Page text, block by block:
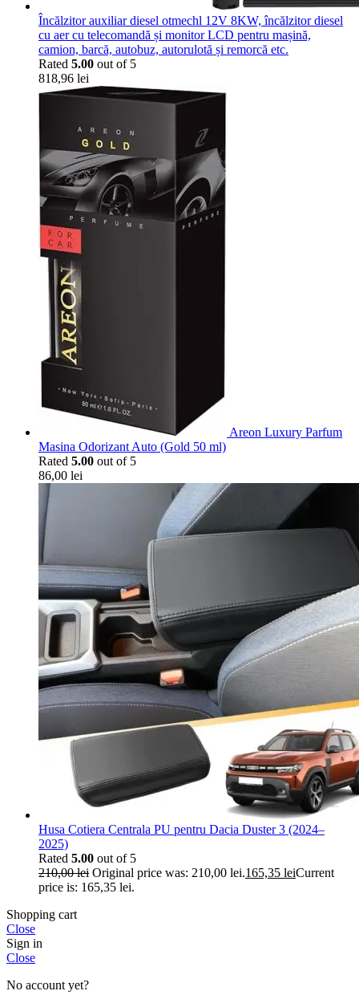
Încălzitor auxiliar diesel otmechl 12V 8KW, încălzitor diesel
cu aer cu telecomandă și monitor LCD pentru mașină,
camion, barcă, autobuz, autorulotă și remorcă etc.
Rated 5.00 out of 5
818,96 lei
Areon Luxury Parfum
Masina Odorizant Auto (Gold 50 ml)
Rated 5.00 out of 5
86,00 lei
Husa Cotiera Centrala PU pentru Dacia Duster 3 (2024–
2025)
Rated 5.00 out of 5
210,00lei Original price was: 210,00 lei.165,35 leiCurrent
price is: 165,35 lei.
Shopping cart
Close
Sign in
Close
No account yet?